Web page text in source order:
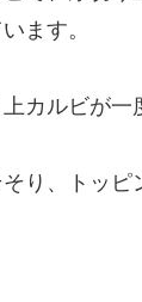
ます。
カルビが一
り、トッピ